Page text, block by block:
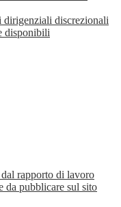
dirigenziali discrezionali
disponibili
rapporto di lavoro
da pubblicare sul sito